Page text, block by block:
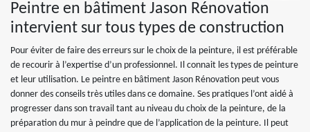
Peintre en bâtiment Jason Rénovation
intervient sur tous types de construction
Pour éviter de faire des erreurs sur le choix de la peinture, il est préférable
de recourir à l’expertise d’un professionnel. Il connait les types de peinture
et leur utilisation. Le peintre en bâtiment Jason Rénovation peut vous
donner des conseils très utiles dans ce domaine. Ses pratiques l’ont aidé à
progresser dans son travail tant au niveau du choix de la peinture, de la
préparation du mur à peindre que de l’application de la peinture. Il peut